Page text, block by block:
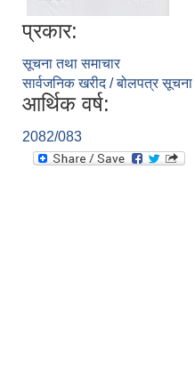
प्रकार:
सूचना तथा समाचार
सार्वजनिक खरीद / बोलपत्र सूचना
आर्थिक वर्ष:
2082/083